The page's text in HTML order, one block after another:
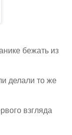
бежать из
делали то же
взгляда